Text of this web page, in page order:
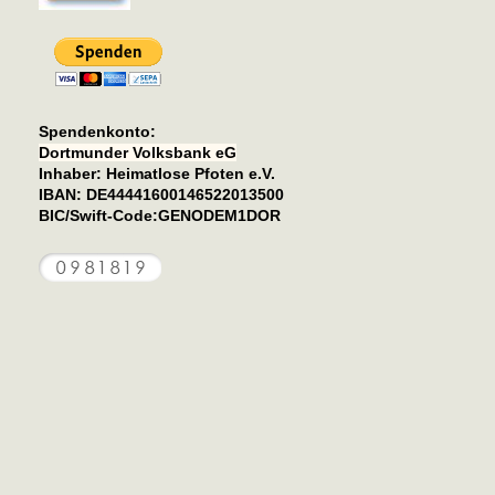
Spendenkonto:
Dortmunder Volksbank eG
Inhaber: Heimatlose Pfoten e.V.
IBAN: DE44441600146522013500
BIC/Swift-Code:GENODEM1DOR